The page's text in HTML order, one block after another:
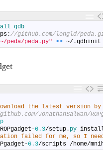
gdb
://github.com/longld/
peda/peda.py" >> ~/ .gdbinit
the latest version
JonathanSalwan/
ROPgadget -6.3/setup . py
failed for me, so I
-6.3/scripts /home/